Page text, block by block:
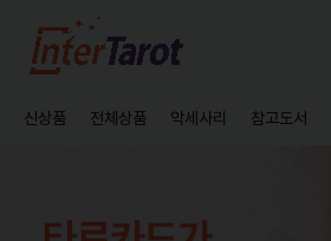
신상품 전체상품 악세사리 참고도서